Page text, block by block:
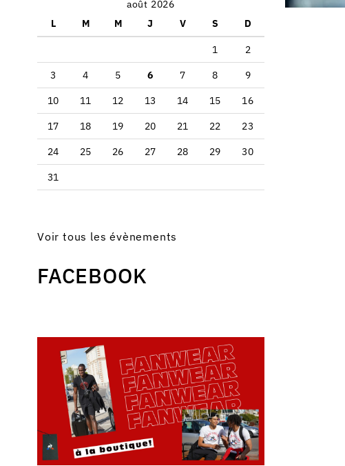
août 2026
L
M M J V S D
1 2
3 4 5 6 7 8 9
10 11 12 13 14 15 16
17 18 19 20 21 22 23
24 25 26 27 28 29 30
31
Voir tous les évènements
FACEBOOK